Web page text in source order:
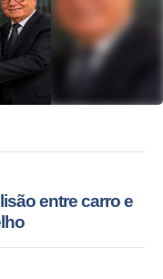
entre carro e